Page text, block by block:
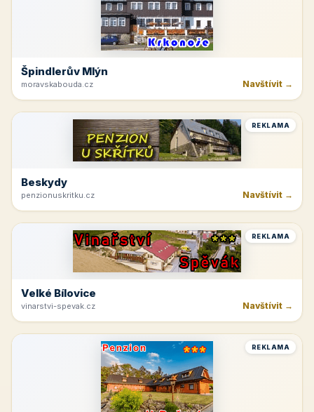
Špindlerův Mlýn
moravskabouda.cz Navštívit →
REKLAMA
Beskydy
penzionuskritku.cz Navštívit →
REKLAMA
Velké Bílovice
vinarstvi-spevak.cz Navštívit →
REKLAMA